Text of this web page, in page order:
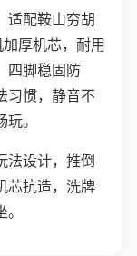
适配鞍山穷胡
厚机芯，耐用
四脚稳固防
习惯，静音不
。
法设计，推倒
芯抗造，洗牌